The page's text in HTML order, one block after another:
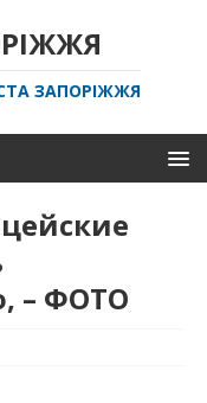
ЗАПОРІЖЖЯ
– ФОТО